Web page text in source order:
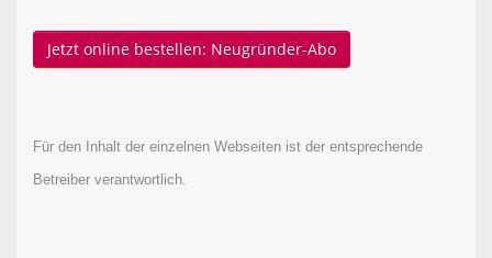
Jetzt online bestellen: Neugründer-Abo
Für den Inhalt der einzelnen Webseiten ist der entsprechende
Betreiber verantwortlich.